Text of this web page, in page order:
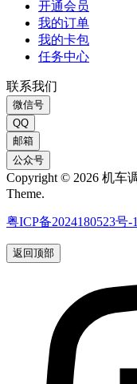
开通会员
我的订单
我的卡包
任务中心
联系我们
微信号
QQ
邮箱
公众号
Copyright © 2026 机车
Theme.
粤ICP备2024180523号-1
返回顶部